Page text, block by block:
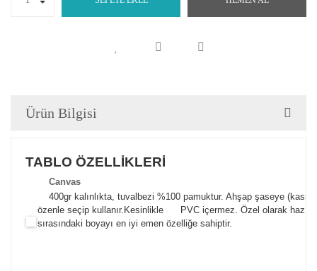
Ürün Bilgisi
TABLO ÖZELLİKLERİ
Canvas
400gr kalınlıkta, tuvalbezi %100 pamuktur. Ahşap şaseye
özenle seçip kullanır. Kesinlikle PVC içermez. Özel olarak
sırasındaki boyayı en iyi emen özelliğe sahiptir.